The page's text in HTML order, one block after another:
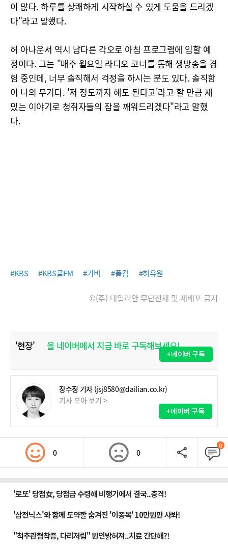
이 많다. 하루를 상쾌하게 시작하실 수 있게 도움을 드리겠
다"라고 말했다.
허 아나운서 역시 남다른 각오로 아침 프로그램에 임할 예
정이다. 그는 "매주 월요일 라디오 코너를 통해 생방송을 경
험 중인데, 너무 솔직해서 걱정을 하시는 분도 있다. 솔직함
이 나의 무기다. '저 정도까지 해도 된다고'라고 할 만큼 재
밌는 이야기로 청취자들의 잠을 깨워드리겠다"라고 말했
다.
#KBS #KBS쿨FM #가비 #폴킴 #허유원
©(주) 데일리안 무단전재 및 재배포 금지
'현장' 을 네이버에서 지금 바로 구독해보세요!
+네이버 구독
장수정 기자 (jsj8580@dailian.co.kr)
기사 모아 보기 >
+네이버 구독
0 0
0